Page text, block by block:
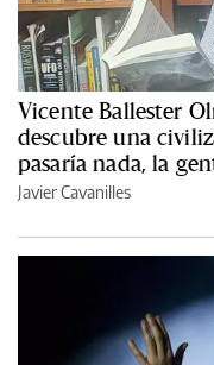
Vicente Ballester
descubre una
pasaría nada, la
Javier Cavanilles